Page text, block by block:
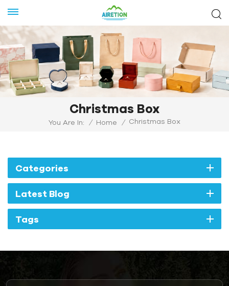
Christmas Box
You Are In: / Home / Christmas Box
Categories
Latest Blog
Tags